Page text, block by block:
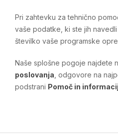
Pri zahtevku za tehnično
vaše podatke, ki ste jih
številko vaše programske
Naše splošne pogoje najdete
poslovanja , odgovore na
podstrani Pomoč in